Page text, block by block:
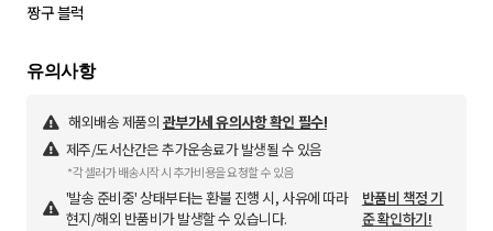
짱구 블럭
유의사항
해외배송 제품의 관부가세 유의사항 확인 필수!
제주/도서산간은 추가운송료가 발생될 수 있음
*각 셀러가 배송시작 시 추가비용을 요청할 수 있음
'발송 준비중' 상태부터는 환불 진행 시, 사유에 따라
현지/해외 반품비가 발생할 수 있습니다.
반품비 책정 기
준 확인하기!